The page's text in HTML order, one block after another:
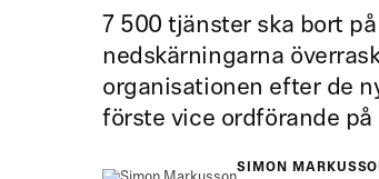
7 500 tjänster ska bort
nedskärningarna
organisationen efter de
förste vice ordförande på
SIMON